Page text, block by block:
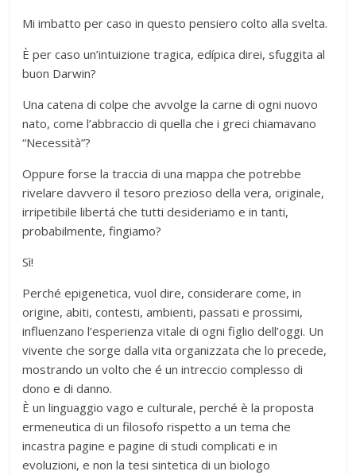
Mi imbatto per caso in questo pensiero colto alla svelta.
È per caso un’intuizione tragica, edípica direi, sfuggita al
buon Darwin?
Una catena di colpe che avvolge la carne di ogni nuovo
nato, come l’abbraccio di quella che i greci chiamavano
“Necessità”?
Oppure forse la traccia di una mappa che potrebbe
rivelare davvero il tesoro prezioso della vera, originale,
irripetibile libertá che tutti desideriamo e in tanti,
probabilmente, fingiamo?
Sì!
Perché epigenetica, vuol dire, considerare come, in
origine, abiti, contesti, ambienti, passati e prossimi,
influenzano l’esperienza vitale di ogni figlio dell’oggi. Un
vivente che sorge dalla vita organizzata che lo precede,
mostrando un volto che é un intreccio complesso di
dono e di danno.
È un linguaggio vago e culturale, perché è la proposta
ermeneutica di un filosofo rispetto a un tema che
incastra pagine e pagine di studi complicati e in
evoluzioni, e non la tesi sintetica di un biologo